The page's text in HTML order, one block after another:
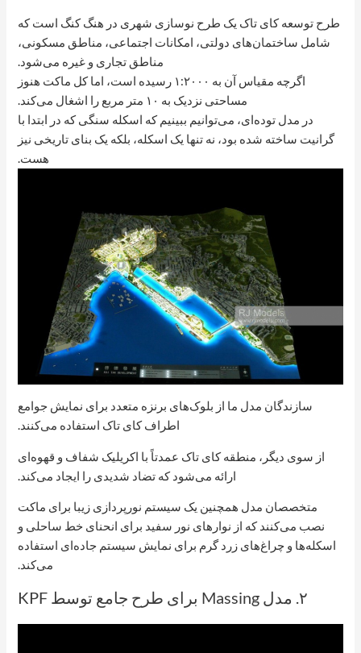
طرح توسعه کای تاک یک طرح نوسازی شهری در هنگ کنگ است که
شامل ساختمان‌های دولتی، امکانات اجتماعی، مناطق مسکونی،
مناطق تجاری و غیره می‌شود.
اگرچه مقیاس آن به ۱:۲۰۰۰ رسیده است، اما کل ماکت هنوز
مساحتی نزدیک به ۱۰ متر مربع را اشغال می‌کند.
در مدل توده‌ای، می‌توانیم ببینیم که اسکله سنگی که در ابتدا با
گرانیت ساخته شده بود، نه تنها یک اسکله، بلکه یک بنای تاریخی نیز
هست.
سازندگان مدل ما از بلوک‌های برنزه متعدد برای نمایش جوامع
اطراف کای تاک استفاده می‌کنند.
از سوی دیگر، منطقه کای تاک عمدتاً با اکریلیک شفاف و قهوه‌ای
ارائه می‌شود که تضاد شدیدی را ایجاد می‌کند.
متخصصان مدل همچنین یک سیستم نورپردازی زیبا برای ماکت
نصب می‌کنند که از نوارهای نور سفید برای انحنای خط ساحلی و
اسکله‌ها و چراغ‌های زرد گرم برای نمایش سیستم جاده‌ای استفاده
می‌کند.
۲. مدل Massing برای طرح جامع توسط KPF